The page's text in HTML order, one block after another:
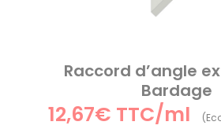
Raccord d’angle
Bardage
12,67€ TTC/ml